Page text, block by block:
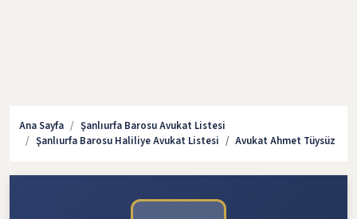
Ana Sayfa
Şanlıurfa Barosu Avukat Listesi
Şanlıurfa Barosu Haliliye Avukat Listesi
Avukat Ahmet Tüysüz